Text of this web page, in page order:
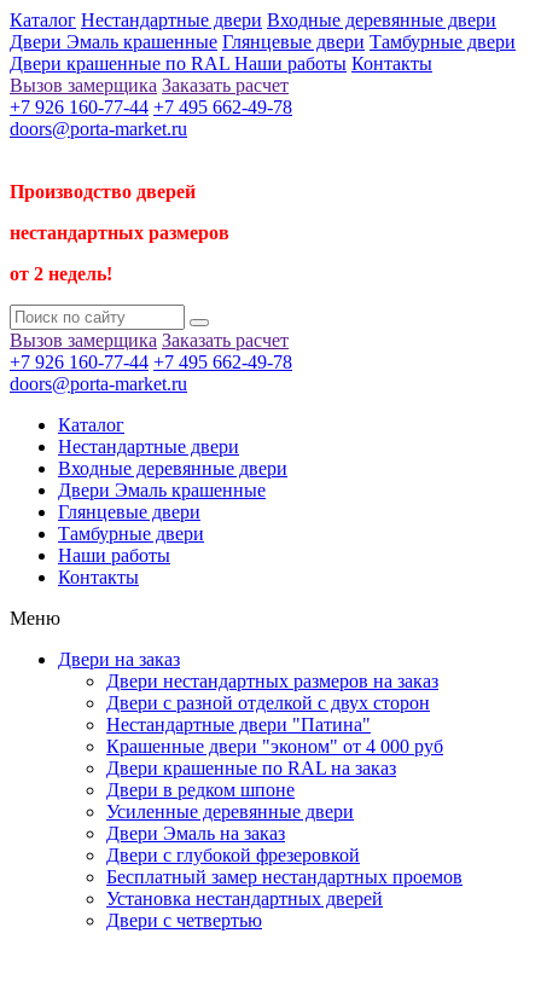
Каталог Нестандартные двери Входные деревянные двери
Двери Эмаль крашенные Глянцевые двери Тамбурные двери
Двери крашенные по RAL Наши работы Контакты
Вызов замерщика Заказать расчет
+7 926 160-77-44 +7 495 662-49-78
doors@porta-market.ru
Производство дверей
нестандартных размеров
от 2 недель!
Вызов замерщика Заказать расчет
+7 926 160-77-44 +7 495 662-49-78
doors@porta-market.ru
Каталог
Нестандартные двери
Входные деревянные двери
Двери Эмаль крашенные
Глянцевые двери
Тамбурные двери
Наши работы
Контакты
Меню
Двери на заказ
Двери нестандартных размеров на заказ
Двери с разной отделкой с двух сторон
Нестандартные двери "Патина"
Крашенные двери "эконом" от 4 000 руб
Двери крашенные по RAL на заказ
Двери в редком шпоне
Усиленные деревянные двери
Двери Эмаль на заказ
Двери с глубокой фрезеровкой
Бесплатный замер нестандартных проемов
Установка нестандартных дверей
Двери с четвертью